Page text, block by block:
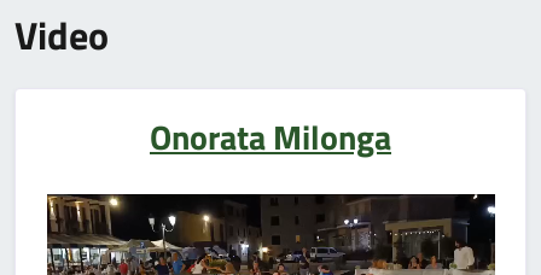
Video
Onorata Milonga